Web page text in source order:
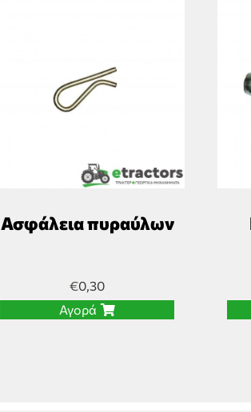
Ασφάλεια πυραύλων
€0,30
Αγορά